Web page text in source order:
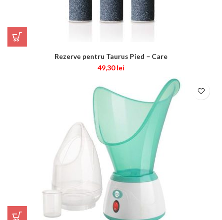
Rezerve pentru Taurus Pied – Care
49,30lei